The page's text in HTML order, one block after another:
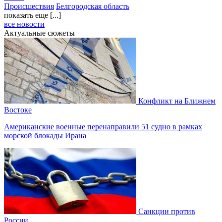
Происшествия Белгородская область
показать еще [...]
все новости
Актуальные сюжеты
Конфликт на Ближнем
Востоке
Американские военные перенаправили 51 судно в рамках
морской блокады Ирана
Санкции против
России